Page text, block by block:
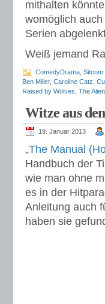
mithalten
womöglich
Serien
Weiß jemand
ComedyDrama Sitcom
Ben Miller, Caroline Catz
Raised by Wolves The
Witze aus
19. Januar 2013
„The Manual
Handbuch der
wie man ohne
es in der
Anleitung auch
haben sie